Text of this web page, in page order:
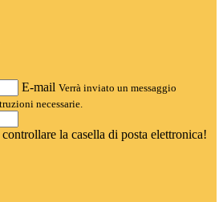
E-mail Verrà inviato un messaggio
necessarie.
la casella di posta elettronica!